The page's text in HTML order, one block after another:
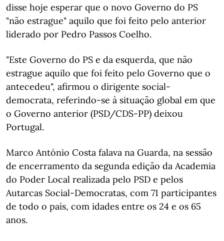
disse hoje esperar que o novo Governo do PS
"não estrague" aquilo que foi feito pelo anterior
liderado por Pedro Passos Coelho.
"Este Governo do PS e da esquerda, que não
estrague aquilo que foi feito pelo Governo que o
antecedeu", afirmou o dirigente social-
democrata, referindo-se à situação global em que
o Governo anterior (PSD/CDS-PP) deixou
Portugal.
Marco António Costa falava na Guarda, na sessão
de encerramento da segunda edição da Academia
do Poder Local realizada pelo PSD e pelos
Autarcas Social-Democratas, com 71 participantes
de todo o país, com idades entre os 24 e os 65
anos.